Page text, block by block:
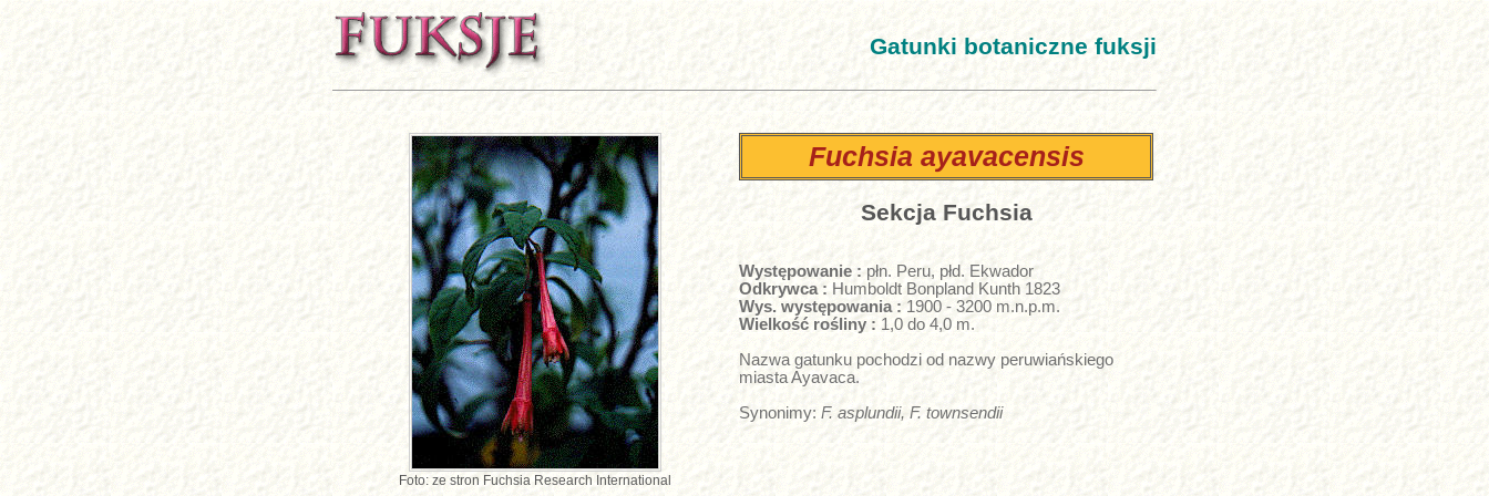
Gatunki botaniczne fuksji
Foto: ze stron Fuchsia Research International
Fuchsia ayavacensis
Sekcja Fuchsia
Występowanie :płn. Peru, płd. Ekwador
Odkrywca : Humboldt Bonpland Kunth 1823
Wys. występowania :1900 - 3200 m.n.p.m.
Wielkość rośliny : 1,0 do 4,0 m.
Nazwa gatunku pochodzi od nazwy peruwiańskiego
miasta Ayavaca.
Synonimy: F. asplundii, F. townsendii